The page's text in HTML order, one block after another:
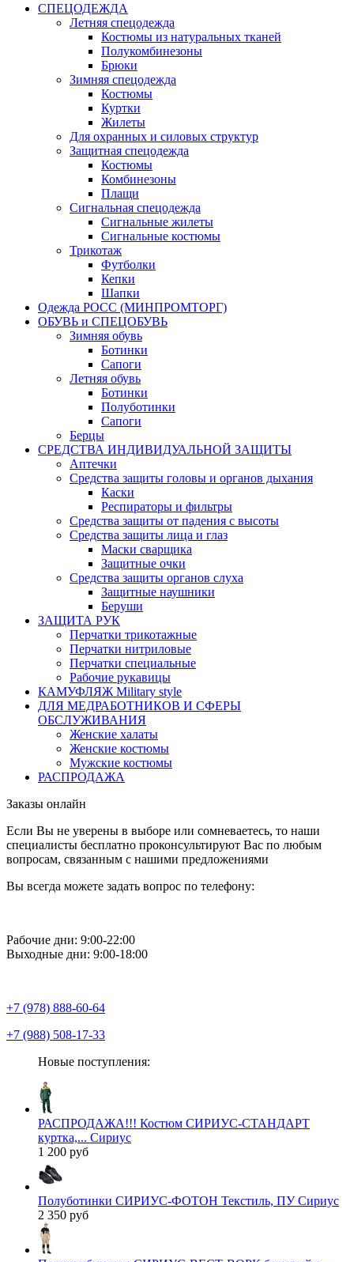
СПЕЦОДЕЖДА
Летняя спецодежда
Костюмы из натуральных тканей
Полукомбинезоны
Брюки
Зимняя спецодежда
Костюмы
Куртки
Жилеты
Для охранных и силовых структур
Защитная спецодежда
Костюмы
Комбинезоны
Плащи
Сигнальная спецодежда
Сигнальные жилеты
Сигнальные костюмы
Трикотаж
Футболки
Кепки
Шапки
Одежда РОСС (МИНПРОМТОРГ)
ОБУВЬ и СПЕЦОБУВЬ
Зимняя обувь
Ботинки
Сапоги
Летняя обувь
Ботинки
Полуботинки
Сапоги
Берцы
СРЕДСТВА ИНДИВИДУАЛЬНОЙ ЗАЩИТЫ
Аптечки
Средства защиты головы и органов дыхания
Каски
Респираторы и фильтры
Средства защиты от падения с высоты
Средства защиты лица и глаз
Маски сварщика
Защитные очки
Средства защиты органов слуха
Защитные наушники
Беруши
ЗАЩИТА РУК
Перчатки трикотажные
Перчатки нитриловые
Перчатки специальные
Рабочие рукавицы
КАМУФЛЯЖ Military style
ДЛЯ МЕДРАБОТНИКОВ И СФЕРЫ
ОБСЛУЖИВАНИЯ
Женские халаты
Женские костюмы
Мужские костюмы
РАСПРОДАЖА
Заказы онлайн
Если Вы не уверены в выборе или сомневаетесь, то наши
специалисты бесплатно проконсультируют Вас по любым
вопросам, связанным с нашими предложениями
Вы всегда можете задать вопрос по телефону:
Рабочие дни: 9:00-22:00
Выходные дни: 9:00-18:00
+7 (978) 888-60-64
+7 (988) 508-17-33
Новые поступления:
РАСПРОДАЖА!!! Костюм СИРИУС-СТАНДАРТ
куртка,... Сириус
1 200 руб
Полуботинки СИРИУС-ФОТОН Текстиль, ПУ Сириус
2 350 руб